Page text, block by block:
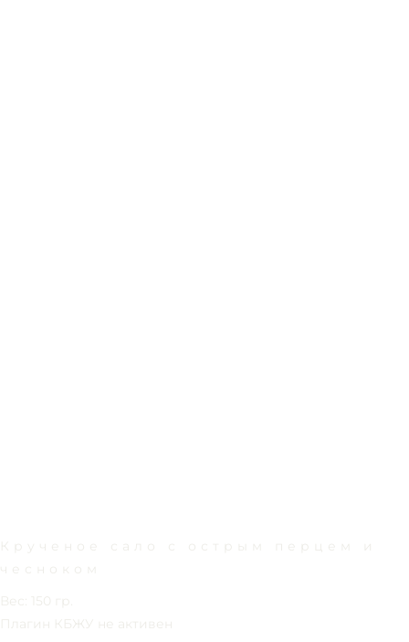
Крученое сало с острым перцем и
чесноком
Вес: 150 гр.
Плагин КБЖУ не активен